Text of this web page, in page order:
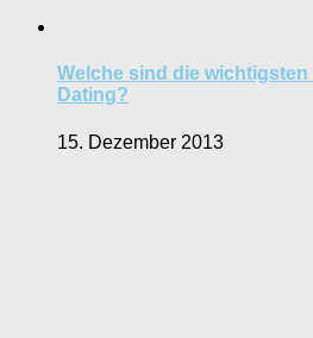
Welche sind die wichtigsten
Dating?
15. Dezember 2013